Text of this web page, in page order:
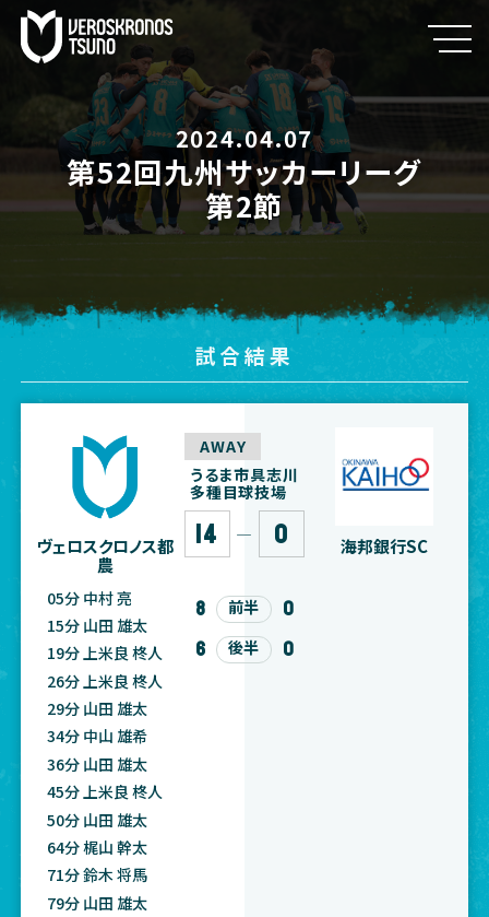
2024.04.07
第52回九州サッカーリーグ
第2節
試合結果
ヴェロスクロノス都
農
AWAY
うるま市具志川
多種目球技場
14 ― 0 海邦銀行SC
05分 中村 亮
15分 山田 雄太
19分 上米良 柊人
26分 上米良 柊人
29分 山田 雄太
34分 中山 雄希
36分 山田 雄太
45分 上米良 柊人
50分 山田 雄太
64分 梶山 幹太
71分 鈴木 将馬
79分 山田 雄太
8 前半
0
6
後半 0